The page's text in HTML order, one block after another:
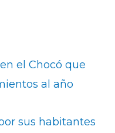
el Chocó que
al año
sus habitantes